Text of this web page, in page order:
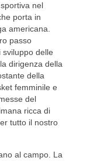
nel
porta in
americana.
passo
delle
dirigenza della
della
femminile e
del
ricca di
tutto il nostro
al campo. La